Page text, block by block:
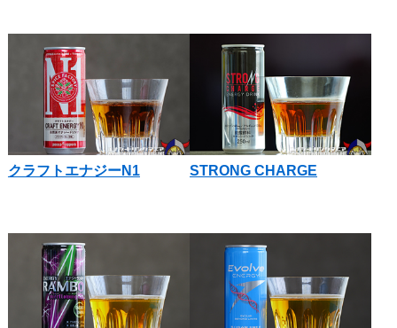
クラフトエナジーN1 STRONG CHARGE